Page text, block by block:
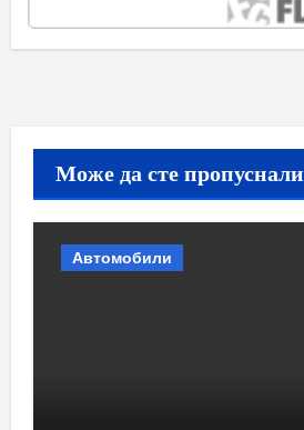
Може да сте пропуснали
Автомобили